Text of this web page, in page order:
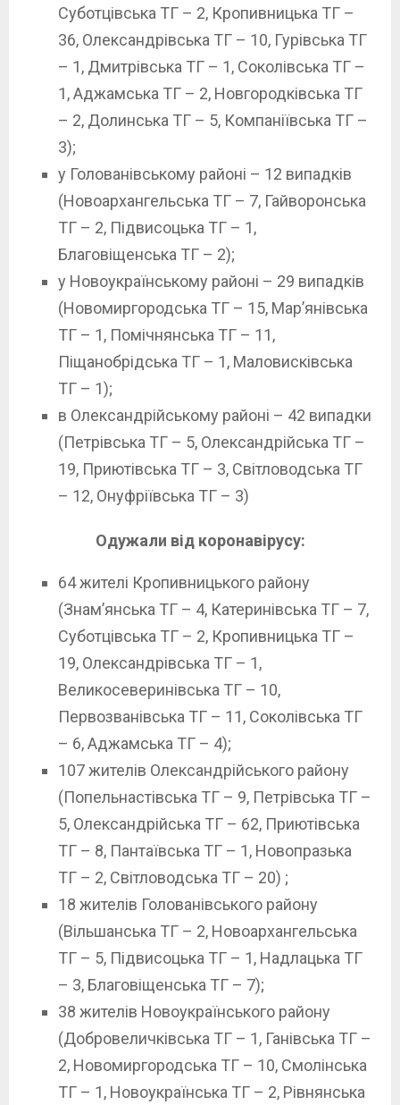
Суботцівська ТГ – 2, Кропивницька ТГ –
36, Олександрівська ТГ – 10, Гурівська ТГ
– 1, Дмитрівська ТГ – 1, Соколівська ТГ –
1, Аджамська ТГ – 2, Новгородківська ТГ
– 2, Долинська ТГ – 5, Компаніївська ТГ –
3);
у Голованівському районі – 12 випадків
(Новоархангельська ТГ – 7, Гайворонська
ТГ – 2, Підвисоцька ТГ – 1,
Благовіщенська ТГ – 2);
у Новоукраїнському районі – 29 випадків
(Новомиргородська ТГ – 15, Мар’янівська
ТГ – 1, Помічнянська ТГ – 11,
Піщанобрідська ТГ – 1, Маловисківська
ТГ – 1);
в Олександрійському районі – 42 випадки
(Петрівська ТГ – 5, Олександрійська ТГ –
19, Приютівська ТГ – 3, Світловодська ТГ
– 12, Онуфріївська ТГ – 3)
Одужали від коронавірусу:
64 жителі Кропивницького району
(Знам’янська ТГ – 4, Катеринівська ТГ – 7,
Суботцівська ТГ – 2, Кропивницька ТГ –
19, Олександрівська ТГ – 1,
Великосеверинівська ТГ – 10,
Первозванівська ТГ – 11, Соколівська ТГ
– 6, Аджамська ТГ – 4);
107 жителів Олександрійського району
(Попельнастівська ТГ – 9, Петрівська ТГ –
5, Олександрійська ТГ – 62, Приютівська
ТГ – 8, Пантаївська ТГ – 1, Новопразька
ТГ – 2, Світловодська ТГ – 20) ;
18 жителів Голованівського району
(Вільшанська ТГ – 2, Новоархангельська
ТГ – 5, Підвисоцька ТГ – 1, Надлацька ТГ
– 3, Благовіщенська ТГ – 7);
38 жителів Новоукраїнського району
(Добровеличківська ТГ – 1, Ганівська ТГ –
2, Новомиргородська ТГ – 10, Смолінська
ТГ – 1, Новоукраїнська ТГ – 2, Рівнянська